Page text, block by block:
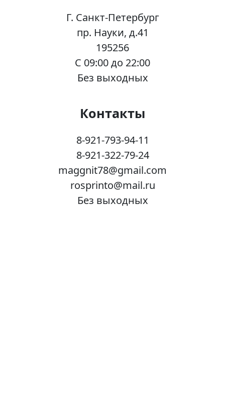
Г. Санкт-Петербург
пр. Науки, д.41
195256
C 09:00 до 22:00
Без выходных
Контакты
8-921-793-94-11
8-921-322-79-24
maggnit78@gmail.com
rosprinto@mail.ru
Без выходных